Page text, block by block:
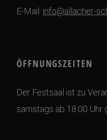
E-Mail: info@allacher-
ÖFFNUNGSZEITEN
Der Festsaal ist zu
samstags ab 18:00 Uhr